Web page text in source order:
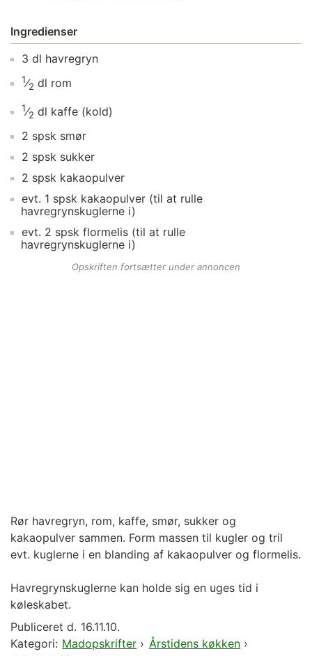
Ingredienser
3 dl havregryn
1⁄2 dl rom
1⁄2 dl kaffe (kold)
2 spsk smør
2 spsk sukker
2 spsk kakaopulver
evt. 1 spsk kakaopulver (til at rulle
havregrynskuglerne i)
evt. 2 spsk flormelis (til at rulle
havregrynskuglerne i)
Opskriften fortsætter under annoncen
Rør havregryn, rom, kaffe, smør, sukker og
kakaopulver sammen. Form massen til kugler og tril
evt. kuglerne i en blanding af kakaopulver og flormelis.
Havregrynskuglerne kan holde sig en uges tid i
køleskabet.
Publiceret d. 16.11.10.
Kategori: Madopskrifter › Årstidens køkken›